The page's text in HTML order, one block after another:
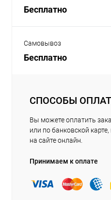
Бесплатно
Самовывоз
Бесплатно
СПОСОБЫ
Вы можете оплатить
или по банковской
на сайте онлайн.
Принимаем к оплате